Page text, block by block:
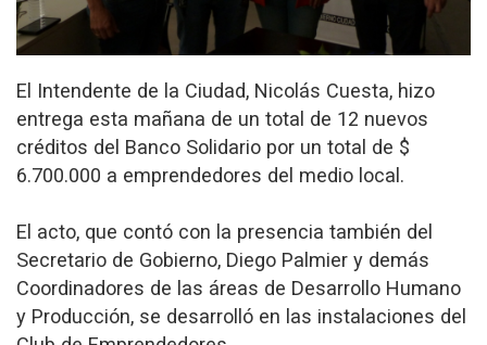
El Intendente de la Ciudad, Nicolás Cuesta, hizo
entrega esta mañana de un total de 12 nuevos
créditos del Banco Solidario por un total de $
6.700.000 a emprendedores del medio local.
El acto, que contó con la presencia también del
Secretario de Gobierno, Diego Palmier y demás
Coordinadores de las áreas de Desarrollo Humano
y Producción, se desarrolló en las instalaciones del